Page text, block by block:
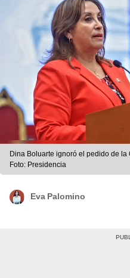
Dina Boluarte ignoró el pedido de
Foto: Presidencia
Eva Palomino